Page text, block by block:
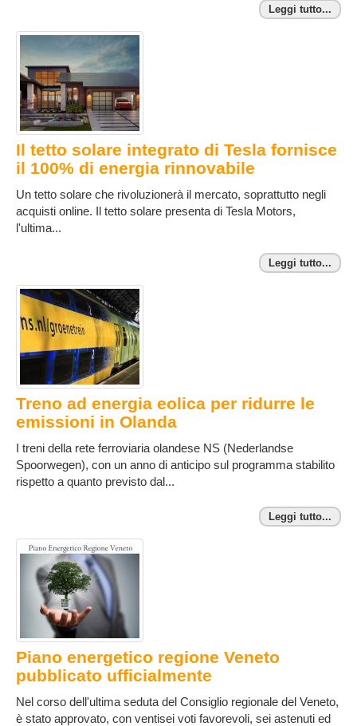
Leggi tutto...
Il tetto solare integrato di Tesla fornisce
il 100% di energia rinnovabile
Un tetto solare che rivoluzionerà il mercato, soprattutto negli
acquisti online. Il tetto solare presenta di Tesla Motors,
l'ultima...
Leggi tutto...
Treno ad energia eolica per ridurre le
emissioni in Olanda
I treni della rete ferroviaria olandese NS (Nederlandse
Spoorwegen), con un anno di anticipo sul programma stabilito
rispetto a quanto previsto dal...
Leggi tutto...
Piano energetico regione Veneto
pubblicato ufficialmente
Nel corso dell'ultima seduta del Consiglio regionale del Veneto,
è stato approvato, con ventisei voti favorevoli, sei astenuti ed